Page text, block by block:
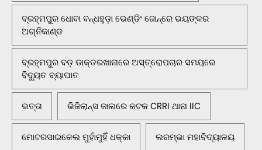
ବ୍ରହ୍ମପୁର ଧୋବା ବନ୍ଧହୁଡ଼ା ଭେଣ୍ଡିଂ ଜୋନ୍‌ରେ ଭୟଙ୍କର
ଅଗ୍ନିକାଣ୍ଡ
ବ୍ରହ୍ମପୁର ବଡ଼ ଡାକ୍ତରଖାନାରେ ଅସ୍ତ୍ରୋପଚାର ସମୟରେ
ବିଦ୍ୟୁତ ବ୍ୟାଘାତ
ଭତ୍ତା ଭିଜିଲାନ୍ସ ଜାଲରେ କଟକ CRRI ଥାନା IIC
ମୋଟରସାଇକେଲ ମୁହାଁମୁହିଁ ଧକ୍କା ଲରମ୍ଭା ମହାବିଦ୍ୟାଳୟ